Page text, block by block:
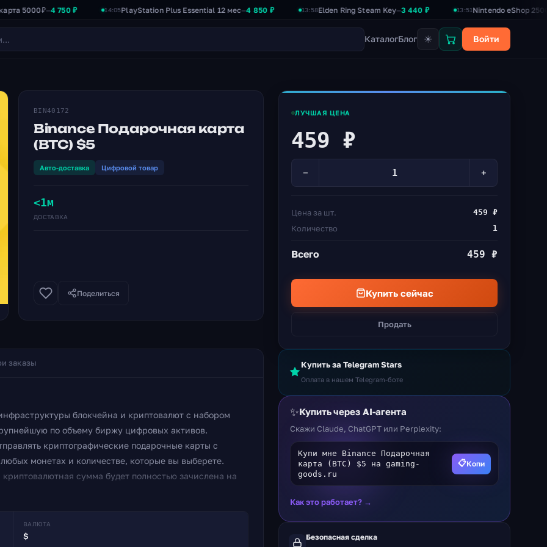
—4 750 ₽ PlayStation Plus Essential 12 мес —4 850 ₽ Elden Ring Steam Key—3 440 ₽ Nintendo eShop 2500₽—2
КаталогБлог ☀ Войти
BIN40172
Binance Подарочная карта
(BTC) $5
Авто-доставка Цифровой товар
<1м
ДОСТАВКА
Поделиться
заказы
блокчейна и криптовалют с набором
по объему биржу цифровых активов.
криптографические подарочные карты с
монетах и количестве, которые вы выберете.
сумма будет полностью зачислена на
ВАЛЮТА
$
ЛУЧШАЯ ЦЕНА
459 ₽
− +
Цена за шт. 459 ₽
Количество 1
Всего 459 ₽
Купить сейчас
Продать
Купить за Telegram Stars
Оплата в нашем Telegram-боте
✨Купить через AI-агента
Скажи Claude, ChatGPT или Perplexity:
Купи мне Binance Подарочная
карта (BTC) $5 на gaming-
goods.ru
📋Копи
Как это работает? →
Безопасная сделка